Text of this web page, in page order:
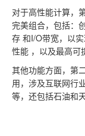
对于高性能计算，
完美组合，包括：
存 和I/O带宽，以
性能 ，以及最高可
其他功能方面，第
用，涉及互联网行
等，还包括石油和